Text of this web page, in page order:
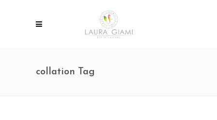
collation Tag